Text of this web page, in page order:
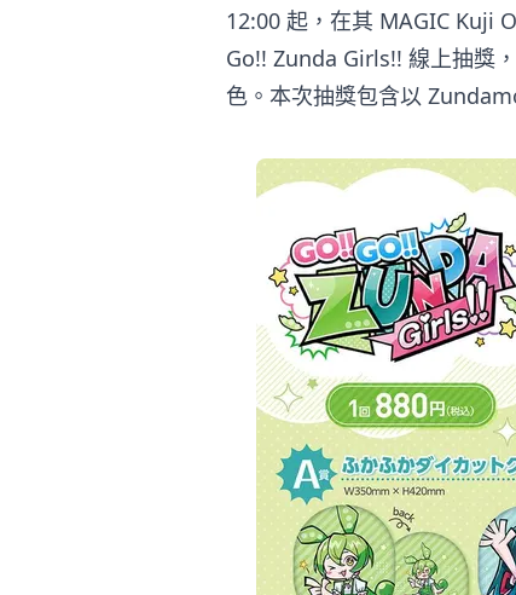
12:00 起，在其 MAGIC Kuji
Go!! Zunda Girls!! 線上抽獎
色。本次抽獎包含以